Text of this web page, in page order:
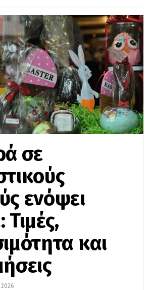
σε
ενόψει
και